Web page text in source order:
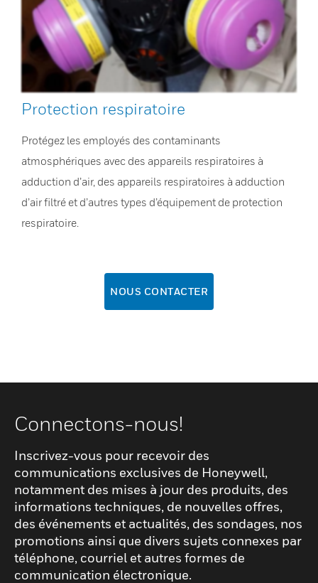
Protection respiratoire
Protégez les employés des contaminants
atmosphériques avec des appareils respiratoires à
adduction d’air, des appareils respiratoires à adduction
d’air filtré et d’autres types d’équipement de protection
respiratoire.
NOUS CONTACTER
Connectons-nous!
Inscrivez-vous pour recevoir des
communications exclusives de Honeywell,
notamment des mises à jour des produits, des
informations techniques, de nouvelles offres,
des événements et actualités, des sondages, nos
promotions ainsi que divers sujets connexes par
téléphone, courriel et autres formes de
communication électronique.